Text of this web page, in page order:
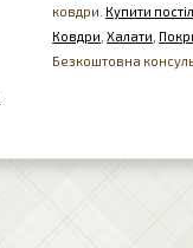
ковдри. Купити
Ковдри ,Халати
Безкоштовна